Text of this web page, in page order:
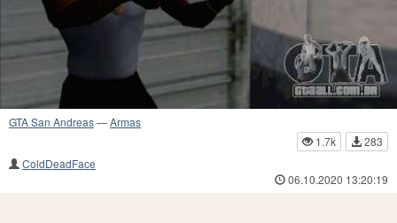
GTA San Andreas—Armas
1.7k
283
ColdDeadFace
06.10.2020 13:20:19